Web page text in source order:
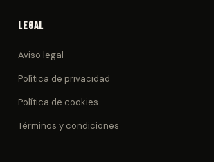
Legal
Aviso legal
Política de privacidad
Política de cookies
Términos y condiciones